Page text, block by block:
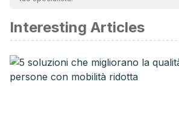
Interesting Articles